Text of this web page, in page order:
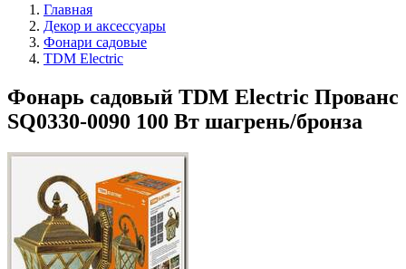
Главная
Декор и аксессуары
Фонари садовые
TDM Electric
Фонарь садовый TDM Electric Прованс
SQ0330-0090 100 Вт шагрень/бронза